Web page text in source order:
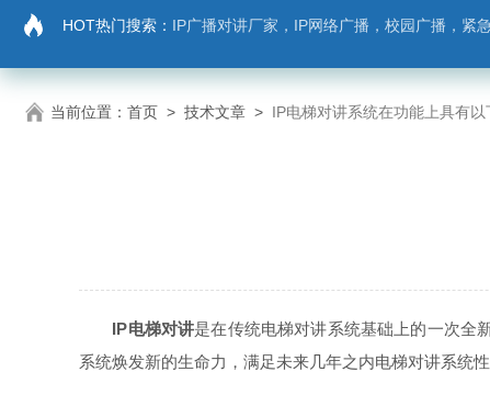
HOT热门搜索： IP广播对讲厂家，IP网络广播，校园广播，紧急求助，IP广播对
当前位置： 首页 > 技术文章 > IP电梯对讲系统在功能上具有以
IP电梯对讲是在传统电梯对讲系统基础上的一次全
系统焕发新的生命力，满足未来几年之内电梯对讲系统